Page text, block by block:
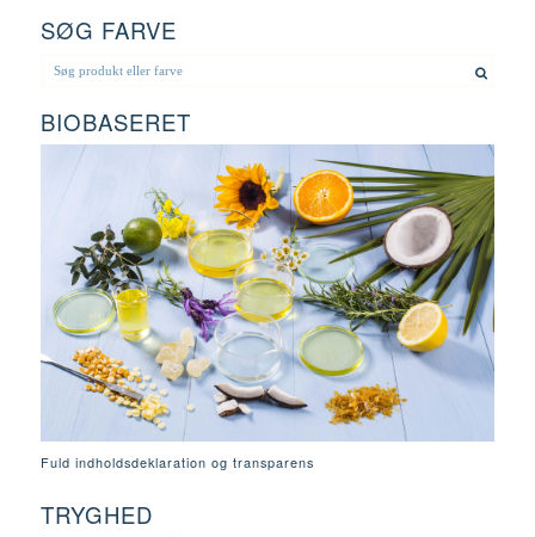
SØG FARVE
BIOBASERET
Fuld indholdsdeklaration og transparens
TRYGHED